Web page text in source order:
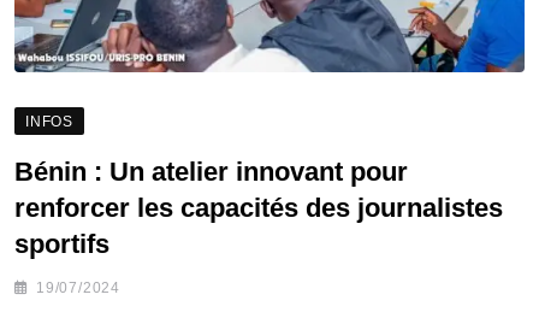
INFOS
Bénin : Un atelier innovant pour
renforcer les capacités des journalistes
sportifs
19/07/2024